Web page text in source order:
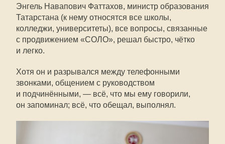
Энгель Навапович Фаттахов, министр образования
Татарстана (к нему относятся все школы,
колледжи, университеты), все вопросы, связанные
с продвижением «СОЛО», решал быстро, чётко
и легко.
Хотя он и разрывался между телефонными
звонками, общением с руководством
и подчинёнными, — всё, что мы ему говорили,
он запоминал; всё, что обещал, выполнял.